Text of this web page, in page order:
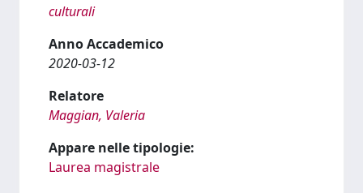
culturali
Anno Accademico
2020-03-12
Relatore
Maggian, Valeria
Appare nelle tipologie:
Laurea magistrale